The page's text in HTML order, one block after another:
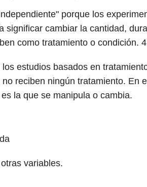
porque los
significar cambiar la cantidad,
como tratamiento o condición. 4
estudios basados ​​en
reciben ningún tratamiento. En
la que se manipula o cambia.
variables.